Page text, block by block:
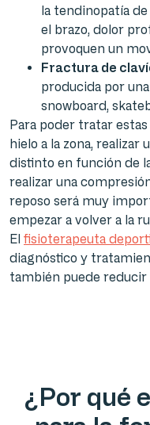
la tendinopatía
el brazo, dolor
provoquen un
Fractura de
producida por
snowboard,
Para poder tratar
hielo a la zona, realizar
distinto en función de
realizar una
reposo será muy
empezar a volver a la
El fisioterapeuta
diagnóstico y
también puede reducir
¿Por qué